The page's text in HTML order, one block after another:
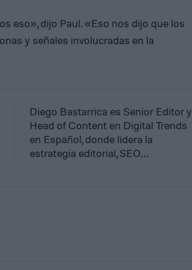
eso», dijo Paul. «Eso nos dijo que los
y señales involucradas en la
Diego Bastarrica es Senior Editor y
Head of Content en Digital Trends
en Español, donde lidera la
estrategia editorial, SEO…